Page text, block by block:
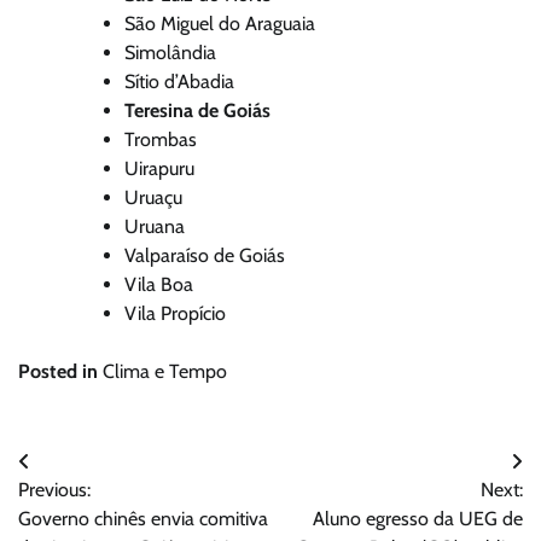
São Miguel do Araguaia
Simolândia
Sítio d’Abadia
Teresina de Goiás
Trombas
Uirapuru
Uruaçu
Uruana
Valparaíso de Goiás
Vila Boa
Vila Propício
Posted in Clima e Tempo
Navegação
de
Previous:
Governo chinês envia comitiva
Next:
Aluno egresso da UEG de